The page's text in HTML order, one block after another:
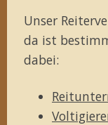
Unser
da ist
dabei: